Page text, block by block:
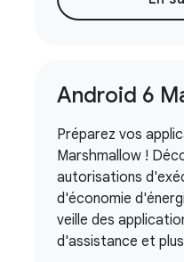
Android 6
Préparez vos
Marshmallow !
autorisations
d'économie
veille des
d'assistance et